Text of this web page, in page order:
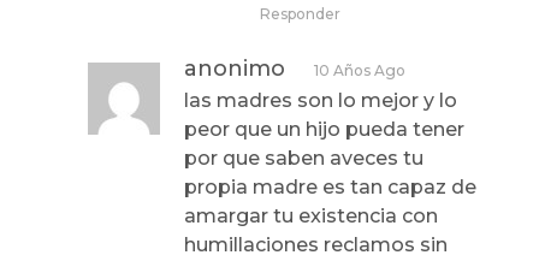
Responder
anonimo 10 Años Ago
las madres son lo mejor y lo
peor que un hijo pueda tener
por que saben aveces tu
propia madre es tan capaz de
amargar tu existencia con
humillaciones reclamos sin